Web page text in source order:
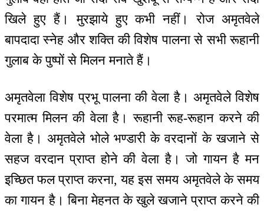
खिले हुए हैं। मुरझाये हुए कभी नहीं। रोज अमृतवेले
बापदादा स्नेह और शक्ति की विशेष पालना से सभी रूहानी
गुलाब के पुष्पों से मिलन मनाते हैं।
अमृतवेला विशेष प्रभू पालना की वेला है। अमृतवेले विशेष
परमात्म मिलन की वेला है। रूहानी रूह-रूहान करने की
वेला है। अमृतवेले भोले भण्डारी के वरदानों के खजाने से
सहज वरदान प्राप्त होने की वेला है। जो गायन है मन
इच्छित फल प्राप्त करना, यह इस समय अमृतवेले के समय
का गायन है। बिना मेहनत के खुले खजाने प्राप्त करने की